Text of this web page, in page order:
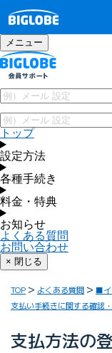
メニュー
トップ
設定方法
各種手続き
料金・特典
お知らせ
よくある質問
お問い合わせ
× 閉じる
TOP よくある質問 ■イ
支払い手続きに関する確認
支払方法の